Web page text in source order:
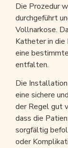
Die Prozedur
durchgeführt
Vollnarkose.
Katheter in die
eine
entfalten.
Die
eine sichere
der Regel gut
dass die
sorgfältig
oder